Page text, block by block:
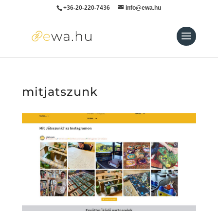
+36-20-220-7436 info@ewa.hu
mitjatszunk